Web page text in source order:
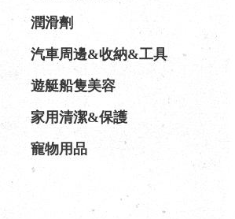
潤滑劑
汽車周邊&收納&工具
遊艇船隻美容
家用清潔&保護
寵物用品